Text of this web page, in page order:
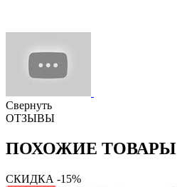
Свернуть
ОТЗЫВЫ
ПОХОЖИЕ ТОВАРЫ
СКИДКА -15%